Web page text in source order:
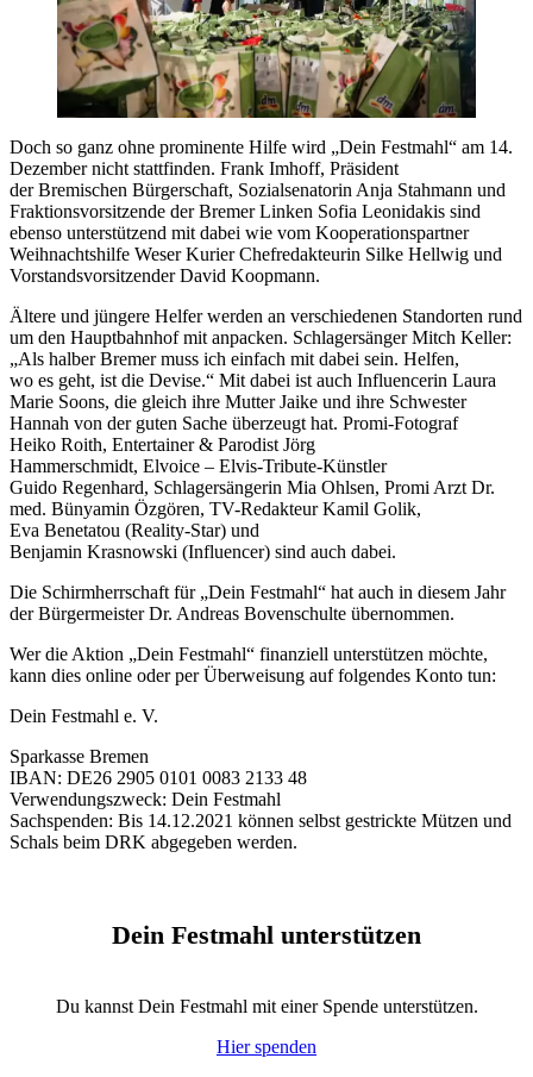
Doch so ganz ohne prominente Hilfe wird „Dein Festmahl“ am 14.
Dezember nicht stattfinden. Frank Imhoff, Präsident
der Bremischen Bürgerschaft, Sozialsenatorin Anja Stahmann und
Fraktionsvorsitzende der Bremer Linken Sofia Leonidakis sind
ebenso unterstützend mit dabei wie vom Kooperationspartner
Weihnachtshilfe Weser Kurier Chefredakteurin Silke Hellwig und
Vorstandsvorsitzender David Koopmann.
Ältere und jüngere Helfer werden an verschiedenen Standorten rund
um den Hauptbahnhof mit anpacken. Schlagersänger Mitch Keller:
„Als halber Bremer muss ich einfach mit dabei sein. Helfen,
wo es geht, ist die Devise.“ Mit dabei ist auch Influencerin Laura
Marie Soons, die gleich ihre Mutter Jaike und ihre Schwester
Hannah von der guten Sache überzeugt hat. Promi-Fotograf
Heiko Roith, Entertainer & Parodist Jörg
Hammerschmidt, Elvoice – Elvis-Tribute-Künstler
Guido Regenhard, Schlagersängerin Mia Ohlsen, Promi Arzt Dr.
med. Bünyamin Özgören, TV-Redakteur Kamil Golik,
Eva Benetatou (Reality-Star) und
Benjamin Krasnowski (Influencer) sind auch dabei.
Die Schirmherrschaft für „Dein Festmahl“ hat auch in diesem Jahr
der Bürgermeister Dr. Andreas Bovenschulte übernommen.
Wer die Aktion „Dein Festmahl“ finanziell unterstützen möchte,
kann dies online oder per Überweisung auf folgendes Konto tun:
Dein Festmahl e. V.
Sparkasse Bremen
IBAN: DE26 2905 0101 0083 2133 48
Verwendungszweck: Dein Festmahl
Sachspenden: Bis 14.12.2021 können selbst gestrickte Mützen und
Schals beim DRK abgegeben werden.
Dein Festmahl unterstützen
Du kannst Dein Festmahl mit einer Spende unterstützen.
Hier spenden